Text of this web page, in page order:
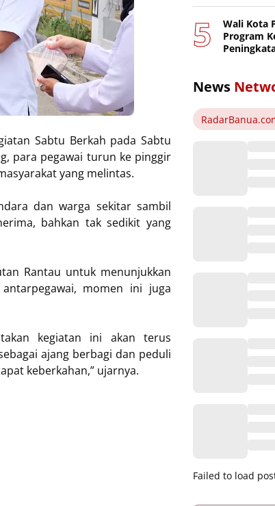
Sabtu Berkah pada Sabtu
para pegawai turun ke pinggir
yang melintas.
dan warga sekitar sambil
bahkan tak sedikit yang
Rantau untuk menunjukkan
momen ini juga
kegiatan ini akan terus
ajang berbagi dan peduli
keberkahan,” ujarnya.
Wali Kota
Program
News
Failed to load